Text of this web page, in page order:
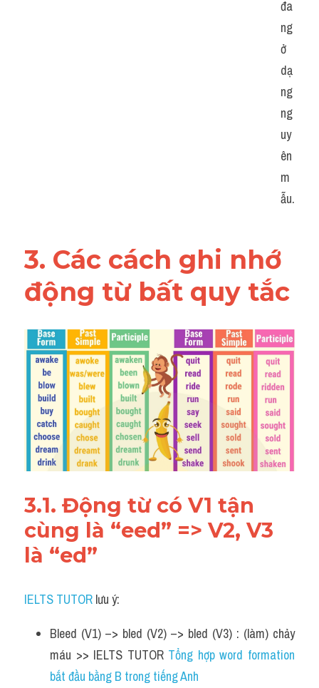
đa
ng
ở
dạ
ng
ng
uy
ên
m
ẫu.
3. Các cách ghi nhớ
động từ bất quy tắc
3.1. Động từ có V1 tận
cùng là “eed” => V2, V3
là “ed”
IELTS TUTOR lưu ý:
Bleed (V1) –> bled (V2) –> bled (V3) : (làm) chảy
máu >> IELTS TUTOR Tổng hợp word formation
bắt đầu bằng B trong tiếng Anh